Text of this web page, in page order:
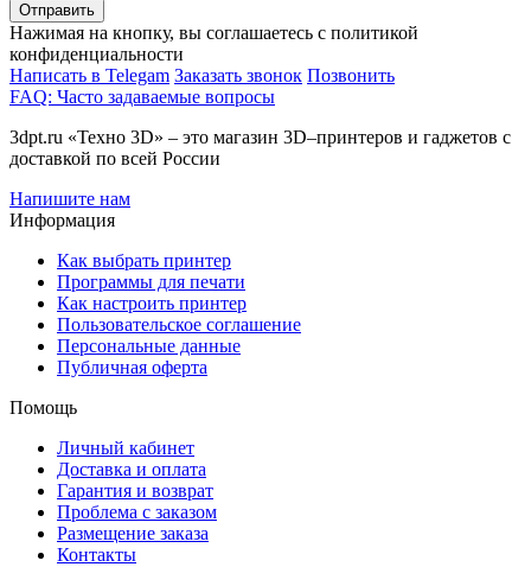
Отправить
Нажимая на кнопку, вы соглашаетесь с политикой
конфиденциальности
Написать в Telegam Заказать звонок Позвонить
FAQ: Часто задаваемые вопросы
3dpt.ru «Техно 3D» – это магазин 3D–принтеров и гаджетов с
доставкой по всей России
Напишите нам
Информация
Как выбрать принтер
Программы для печати
Как настроить принтер
Пользовательское соглашение
Персональные данные
Публичная оферта
Помощь
Личный кабинет
Доставка и оплата
Гарантия и возврат
Проблема с заказом
Размещение заказа
Контакты